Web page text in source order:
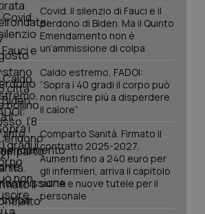
Covid. Il silenzio di Fauci e il
perdono di Biden. Ma il Quinto
Emendamento non è
un’ammissione di colpa
Caldo estremo, FADOI:
“Sopra i 40 gradi il corpo può
non riuscire più a disperdere
il calore”
Comparto Sanità. Firmato il
contratto 2025-2027.
Aumenti fino a 240 euro per
gli infermieri, arriva il capitolo
sull'IA e nuove tutele per il
personale